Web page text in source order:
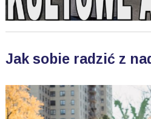
Jak sobie radzić z